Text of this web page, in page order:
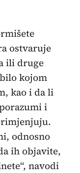
ostvaruje
ili druge
kojom
kao i da li
i
odnosno
ih objavite,
navodi